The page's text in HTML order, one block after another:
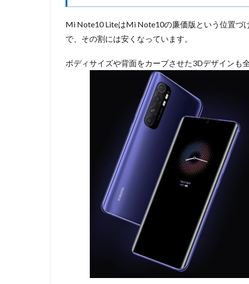
Mi Note10 LiteはMi Note10の廉価版という位置づ
で、その割には安くなっています。
ボディサイズや背面をカーブさせた3Dデザインも